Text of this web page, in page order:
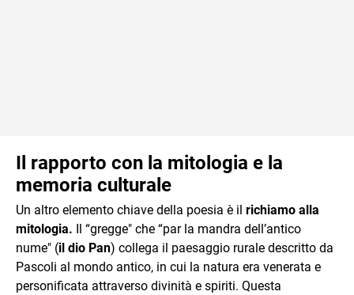
Il rapporto con la mitologia e la
memoria culturale
Un altro elemento chiave della poesia è il richiamo alla
mitologia. Il “gregge" che “par la mandra dell’antico
nume" (il dio Pan) collega il paesaggio rurale descritto da
Pascoli al mondo antico, in cui la natura era venerata e
personificata attraverso divinità e spiriti. Questa